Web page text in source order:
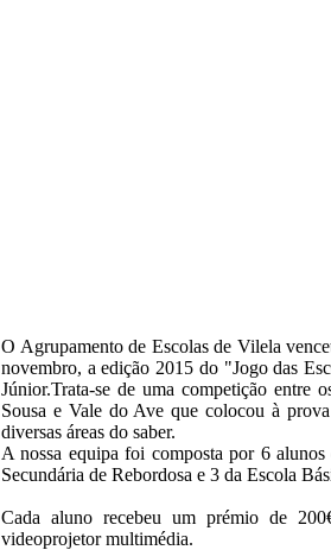
O Agrupamento de Escolas de Vilela
novembro, a edição 2015 do "Jogo das
Júnior.Trata-se de uma competição entre
Sousa e Vale do Ave que colocou à
diversas áreas do saber.
A nossa equipa foi composta por 6
Secundária de Rebordosa e 3 da Escola
Cada aluno recebeu um prémio de
videoprojetor multimédia.